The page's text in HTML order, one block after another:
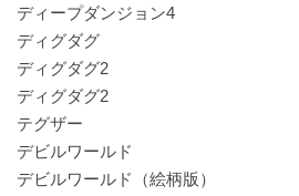
ディープダンジョン4
ディグダグ
ディグダグ2
ディグダグ2
テグザー
デビルワールド
デビルワールド（絵柄版）